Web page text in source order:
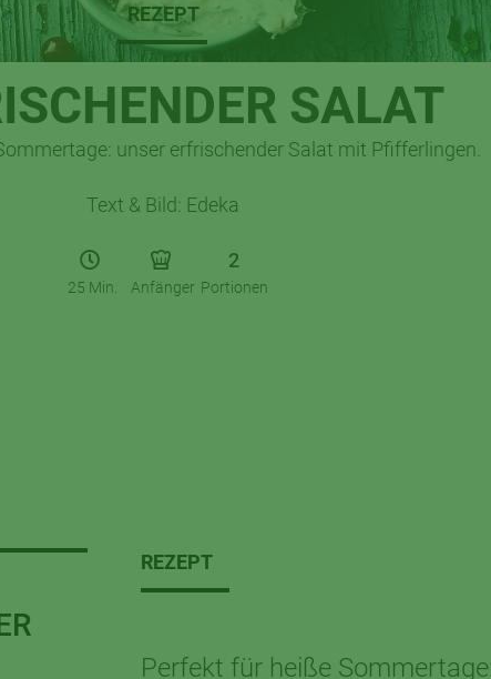
REZEPT
SALAT
unser erfrischender Salat mit Pfifferlingen.
Text & Bild: Edeka
25 Min. Anfänger
2
Portionen
REZEPT
Perfekt für heiße